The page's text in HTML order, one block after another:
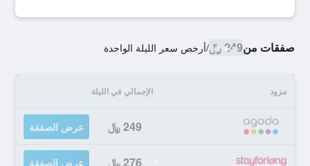
صفقات من249 ﷼ /أرخص سعر الليلة الواحدة
مزود الإجمالي في الليلة
249 ﷼ عرض الصفقة
276 ﷼ عرض الصفقة